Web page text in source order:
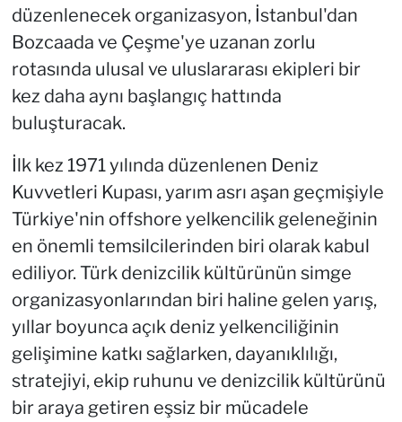
düzenlenecek organizasyon, İstanbul'dan
Bozcaada ve Çeşme'ye uzanan zorlu
rotasında ulusal ve uluslararası ekipleri bir
kez daha aynı başlangıç hattında
buluşturacak.
İlk kez 1971 yılında düzenlenen Deniz
Kuvvetleri Kupası, yarım asrı aşan geçmişiyle
Türkiye'nin offshore yelkencilik geleneğinin
en önemli temsilcilerinden biri olarak kabul
ediliyor. Türk denizcilik kültürünün simge
organizasyonlarından biri haline gelen yarış,
yıllar boyunca açık deniz yelkenciliğinin
gelişimine katkı sağlarken, dayanıklılığı,
stratejiyi, ekip ruhunu ve denizcilik kültürünü
bir araya getiren eşsiz bir mücadele